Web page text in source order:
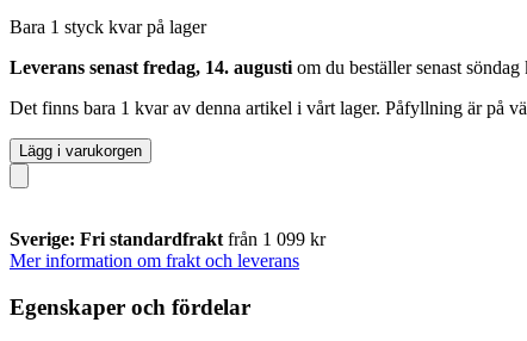
Bara 1 styck kvar på lager
Leverans senast fredag, 14. augusti om du beställer senast söndag
Det finns bara 1 kvar av denna artikel i vårt lager. Påfyllning är på
Lägg i varukorgen
Sverige: Fri standardfrakt från 1 099 kr
Mer information om frakt och leverans
Egenskaper och fördelar